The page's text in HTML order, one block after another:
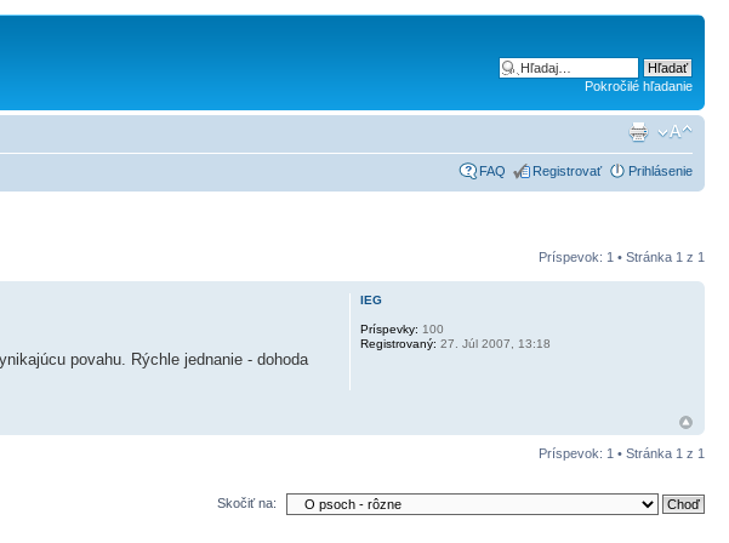
Pokročilé hľadanie
FAQ Registrovať Prihlásenie
Príspevok: 1 • Stránka 1 z 1
povahu. Rýchle jednanie - dohoda
IEG
Príspevky: 100
Registrovaný: 27. Júl 2007, 13:18
Príspevok: 1 • Stránka 1 z 1
Skočiť na: